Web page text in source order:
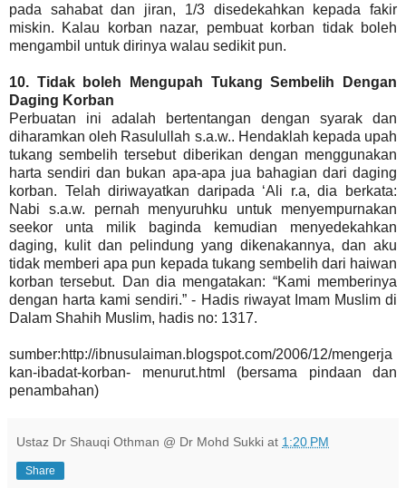
pada sahabat dan jiran, 1/3 disedekahkan kepada fakir
miskin. Kalau korban nazar, pembuat korban tidak boleh
mengambil untuk dirinya walau sedikit pun.
10. Tidak boleh Mengupah Tukang Sembelih Dengan
Daging Korban
Perbuatan ini adalah bertentangan dengan syarak dan
diharamkan oleh Rasulullah s.a.w.. Hendaklah kepada upah
tukang sembelih tersebut diberikan dengan menggunakan
harta sendiri dan bukan apa-apa jua bahagian dari daging
korban. Telah diriwayatkan daripada ‘Ali r.a, dia berkata:
Nabi s.a.w. pernah menyuruhku untuk menyempurnakan
seekor unta milik baginda kemudian menyedekahkan
daging, kulit dan pelindung yang dikenakannya, dan aku
tidak memberi apa pun kepada tukang sembelih dari haiwan
korban tersebut. Dan dia mengatakan: “Kami memberinya
dengan harta kami sendiri.” - Hadis riwayat Imam Muslim di
Dalam Shahih Muslim, hadis no: 1317.
sumber:http://ibnusulaiman.blogspot.com/2006/12/mengerja
kan-ibadat-korban- menurut.html (bersama pindaan dan
penambahan)
Ustaz Dr Shauqi Othman @ Dr Mohd Sukki at 1:20 PM
Share